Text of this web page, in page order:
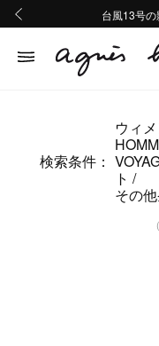
熊本地域地
台風13号
熊本地域地
検索条件：
ウィ
ト
その